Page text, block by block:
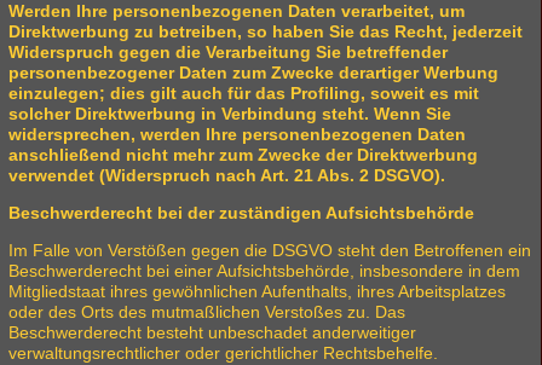
Werden Ihre personenbezogenen Daten verarbeitet, um
Direktwerbung zu betreiben, so haben Sie das Recht, jederzeit
Widerspruch gegen die Verarbeitung Sie betreffender
personenbezogener Daten zum Zwecke derartiger Werbung
einzulegen; dies gilt auch für das Profiling, soweit es mit
solcher Direktwerbung in Verbindung steht. Wenn Sie
widersprechen, werden Ihre personenbezogenen Daten
anschließend nicht mehr zum Zwecke der Direktwerbung
verwendet (Widerspruch nach Art. 21 Abs. 2 DSGVO).
Beschwerderecht bei der zuständigen Aufsichtsbehörde
Im Falle von Verstößen gegen die DSGVO steht den Betroffenen ein
Beschwerderecht bei einer Aufsichtsbehörde, insbesondere in dem
Mitgliedstaat ihres gewöhnlichen Aufenthalts, ihres Arbeitsplatzes
oder des Orts des mutmaßlichen Verstoßes zu. Das
Beschwerderecht besteht unbeschadet anderweitiger
verwaltungsrechtlicher oder gerichtlicher Rechtsbehelfe.